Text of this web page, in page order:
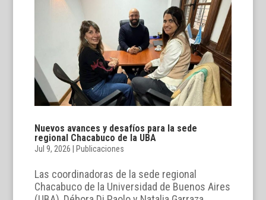
Nuevos avances y desafíos para la sede
regional Chacabuco de la UBA
Jul 9, 2026 Publicaciones
Las coordinadoras de la sede regional
Chacabuco de la Universidad de Buenos Aires